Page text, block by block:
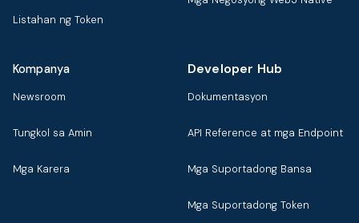
Listahan ng Token
Kompanya
Newsroom
Tungkol sa Amin
Mga Karera
Developer Hub
Dokumentasyon
API Reference at mga Endpoint
Mga Suportadong Bansa
Mga Suportadong Token